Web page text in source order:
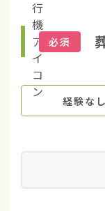
必須
経験なし